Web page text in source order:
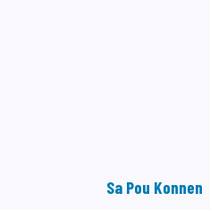
Sa Pou Konnen